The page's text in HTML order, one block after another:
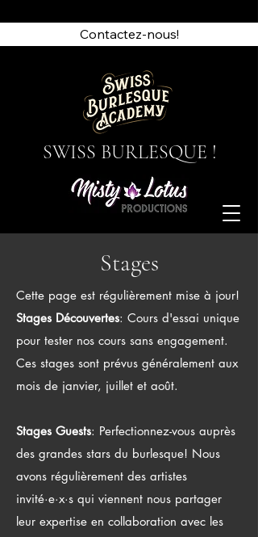
Contactez-nous!
SWISS BURLESQUE !
Stages
Cette page est régulièrement mise à jour!
Stages Découvertes: Cours d'essai unique
pour tester nos cours sans engagement.
Ces stages sont prévus généralement aux
mois de janvier, juillet et août.
Stages Guests: Perfectionnez-vous auprès
des grandes stars du burlesque! Nous
avons régulièrement des artistes
invité·e·x·s qui viennent nous partager
leur expertise en collaboration avec les